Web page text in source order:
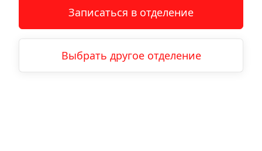
Записаться в отделение
Выбрать другое отделение